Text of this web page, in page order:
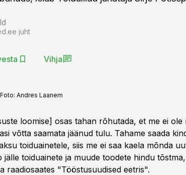
juht
Vihja
Foto: Andres Laanem
loomise] osas tahan rõhutada, et me ei ole
võtta saamata jäänud tulu. Tahame saada
toiduainetele, siis me ei saa kaela mõnda
toiduainete ja muude toodete hindu
raadiosaates "Tööstusuudised eetris".